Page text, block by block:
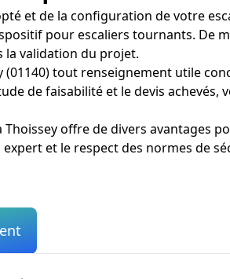
et de la configuration de votre
pour escaliers tournants. De
la validation du projet.
tout renseignement utile
de faisabilité et le devis achevés,
offre de divers avantages
et le respect des normes de